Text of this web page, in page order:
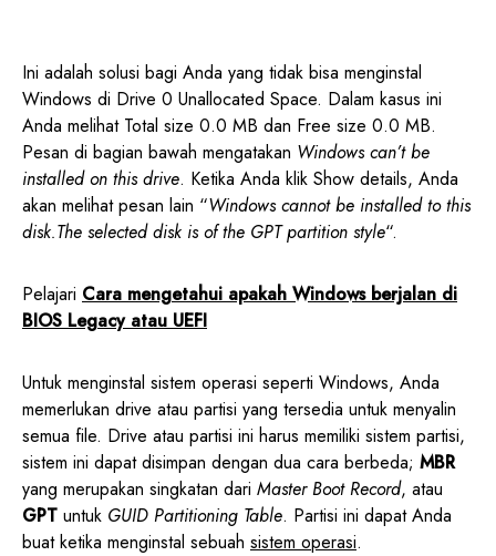
Ini adalah solusi bagi Anda yang tidak bisa menginstal
Windows di Drive 0 Unallocated Space. Dalam kasus ini
Anda melihat Total size 0.0 MB dan Free size 0.0 MB.
Pesan di bagian bawah mengatakan Windows can’t be
installed on this drive. Ketika Anda klik Show details, Anda
akan melihat pesan lain “Windows cannot be installed to this
disk.The selected disk is of the GPT partition style“.
Pelajari Cara mengetahui apakah Windows berjalan di
BIOS Legacy atau UEFI
Untuk menginstal sistem operasi seperti Windows, Anda
memerlukan drive atau partisi yang tersedia untuk menyalin
semua file. Drive atau partisi ini harus memiliki sistem partisi,
sistem ini dapat disimpan dengan dua cara berbeda; MBR
yang merupakan singkatan dari Master Boot Record, atau
GPT untuk GUID Partitioning Table. Partisi ini dapat Anda
buat ketika menginstal sebuah sistem operasi.